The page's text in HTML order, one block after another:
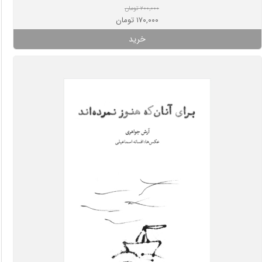
۲۰۰,۰۰۰ تومان
۱۷۰,۰۰۰ تومان
خرید